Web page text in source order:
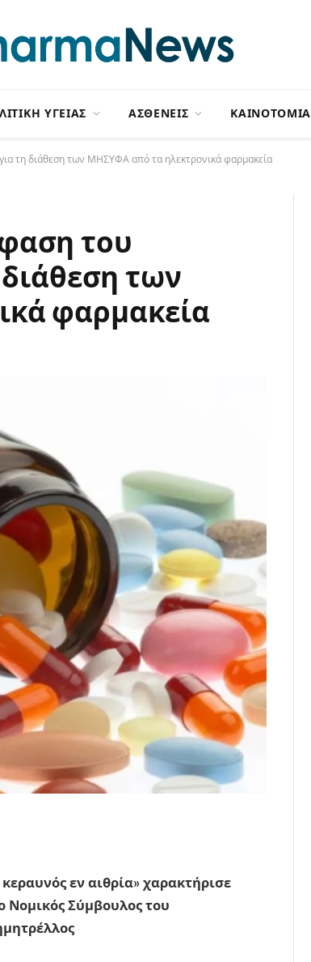
ΥΓΕΙΑΣ ΑΣΘΕΝΕΙΣ ΚΑΙΝΟΤΟΜΙΑ
τη διάθεση των ΜΗΣΥΦΑ από τα ηλεκτρονικά φαρμακεία
του
διάθεση των
φαρμακεία
εν αιθρία» χαρακτήρισε
Νομικός Σύμβουλος του